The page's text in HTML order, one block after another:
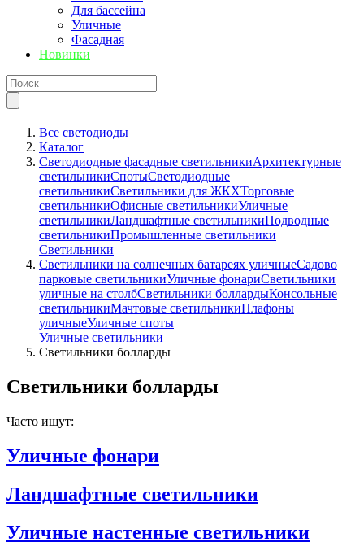
Для бассейна
Уличные
Фасадная
Новинки
Все светодиоды
Каталог
Светодиодные фасадные светильникиАрхитектурные
светильникиСпотыСветодиодные
светильникиСветильники для ЖКХТорговые
светильникиОфисные светильникиУличные
светильникиЛандшафтные светильникиПодводные
светильникиПромышленные светильники
Светильники
Светильники на солнечных батареях уличныеСадово
парковые светильникиУличные фонариСветильники
уличные на столбСветильники боллардыКонсольные
светильникиМачтовые светильникиПлафоны
уличныеУличные споты
Уличные светильники
Светильники болларды
Светильники болларды
Часто ищут:
Уличные фонари
Ландшафтные светильники
Уличные настенные светильники